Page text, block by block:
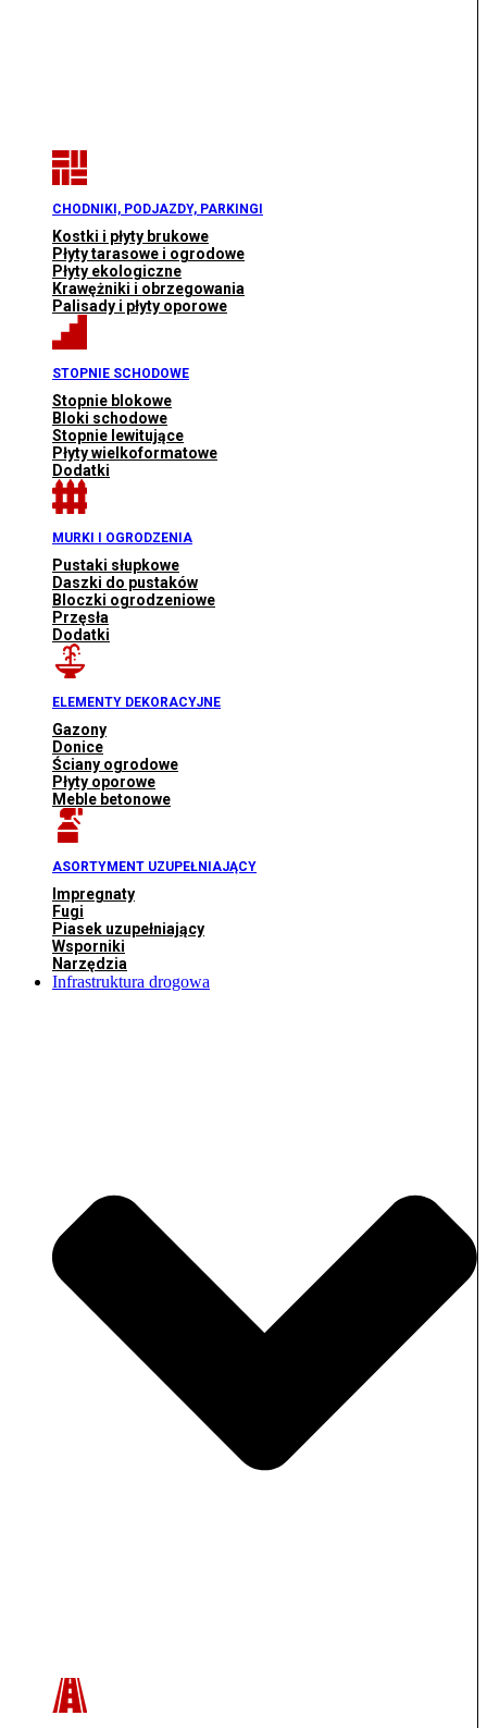
CHODNIKI, PODJAZDY, PARKINGI
Kostki i płyty brukowe
Płyty tarasowe i ogrodowe
Płyty ekologiczne
Krawężniki i obrzegowania
Palisady i płyty oporowe
STOPNIE SCHODOWE
Stopnie blokowe
Bloki schodowe
Stopnie lewitujące
Płyty wielkoformatowe
Dodatki
MURKI I OGRODZENIA
Pustaki słupkowe
Daszki do pustaków
Bloczki ogrodzeniowe
Przęsła
Dodatki
ELEMENTY DEKORACYJNE
Gazony
Donice
Ściany ogrodowe
Płyty oporowe
Meble betonowe
ASORTYMENT UZUPEŁNIAJĄCY
Impregnaty
Fugi
Piasek uzupełniający
Wsporniki
Narzędzia
Infrastruktura drogowa